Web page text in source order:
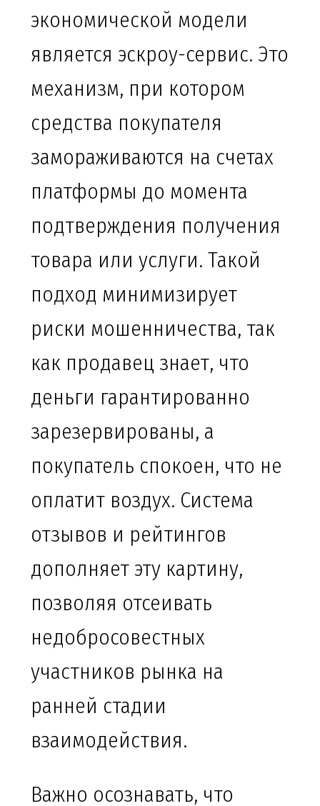
экономической модели
является эскроу-сервис. Это
механизм, при котором
средства покупателя
замораживаются на счетах
платформы до момента
подтверждения получения
товара или услуги. Такой
подход минимизирует
риски мошенничества, так
как продавец знает, что
деньги гарантированно
зарезервированы, а
покупатель спокоен, что не
оплатит воздух. Система
отзывов и рейтингов
дополняет эту картину,
позволяя отсеивать
недобросовестных
участников рынка на
ранней стадии
взаимодействия.
Важно осознавать, что